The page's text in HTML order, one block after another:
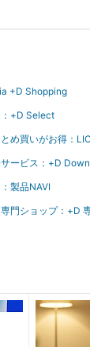
+D Shopping
：+D Select
め買いがお得：
ービス：+D
製品NAVI
門ショップ：+D